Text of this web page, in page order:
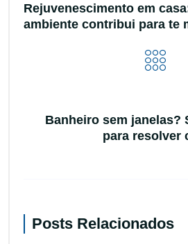
Rejuvenescimento em
ambiente contribui para te
Banheiro sem janelas?
para resolver
Posts Relacionados